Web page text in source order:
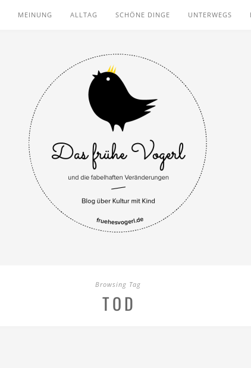
MEINUNG ALLTAG SCHÖNE DINGE UNTERWEGS
Browsing Tag
TOD